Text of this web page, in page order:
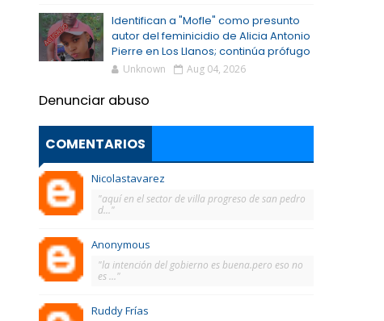
Identifican a "Mofle" como presunto
autor del feminicidio de Alicia Antonio
Pierre en Los Llanos; continúa prófugo
Unknown Aug 04, 2026
Denunciar abuso
COMENTARIOS
Nicolastavarez
"aquí en el sector de villa progreso de san pedro
d..."
Anonymous
"la intención del gobierno es buena.pero eso no
es ..."
Ruddy Frías